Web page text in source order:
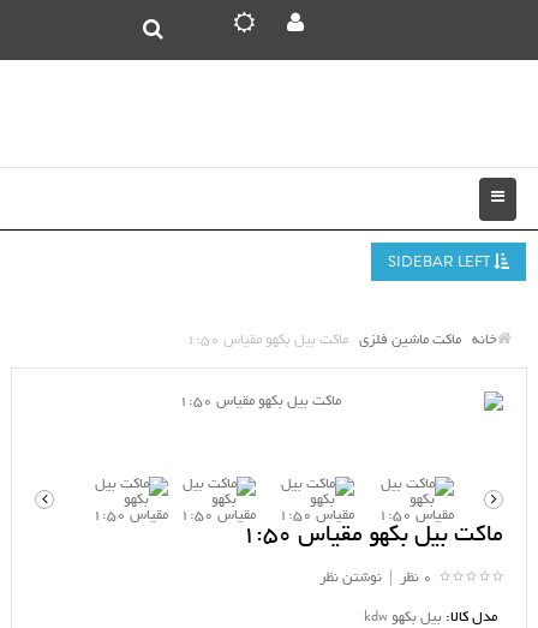
خانه ماکت ماشین فلزی ماکت بیل بکهو مقیاس 1:50
ماکت بیل بکهو مقیاس 1:50
0 نظر نوشتن نظر
مدل کالا: بیل بکهو kdw